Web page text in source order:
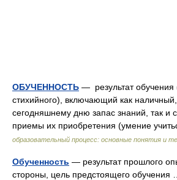
ОБУЧЕННОСТЬ — результат обучения
стихийного), включающий как
сегодняшнему дню запас знаний, так и
приемы их приобретения (умение
образовательный процесс: основные понятия и
Обученность — результат прошлого
стороны, цель предстоящего